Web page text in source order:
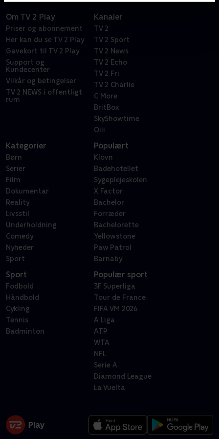
Om TV 2 Play
Priser og abonnement
Her kan du se TV 2 Play
Gavekort til TV 2 Play
Support og
Kundecenter
Vilkår og betingelser
TV 2 NEWS i offentligt
rum
Kanaler
TV 2
TV 2 Sport
TV 2 News
TV 2 Echo
TV 2 Fri
TV 2 Charlie
C More
BritBox
SkyShowtime
Oiii
Kategorier
Børn
Serier
Film
Dokumentar
Reality
Livsstil
Underholdning
Comedy
Nyheder
Sport
Populært
Klovn
Badehotellet
Sygeplejeskolen
X Factor
Bachelor
Forræder
Bachelorette
Yellowstone
Paw Patrol
Barnaby
Sport
Fodbold
Håndbold
Cykling
Tennis
Badminton
Populær sport
3F Superliga
Tour de France
FIFA VM 2026
A Liga
ATP
WTA
NFL
Serie A
Diamond League
La Vuelta